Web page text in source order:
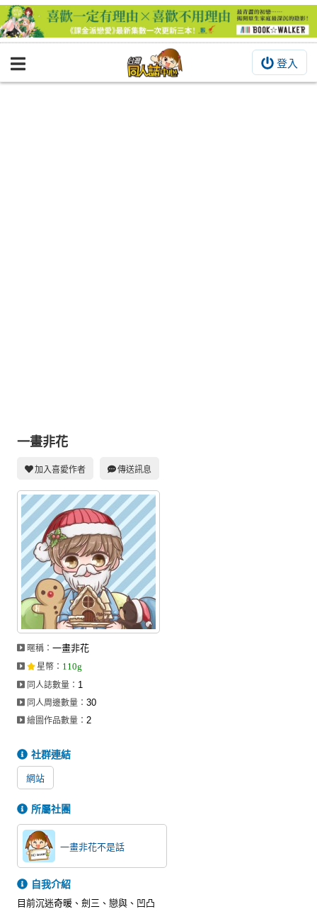
登入
BOOKY書集倉庫
攤位轉讓區
會員功能選單
會員中心
註冊會員
登入
一畫非花
加入喜愛作者 傳送訊息
暱稱：一畫非花
星幣 ： 110g
同人誌數量： 1
同人周邊數量：30
繪圖作品數量：2
社群連結
網站
所屬社團
一畫非花不是話
自我介紹
目前沉迷奇暖、劍三、戀與、凹凸